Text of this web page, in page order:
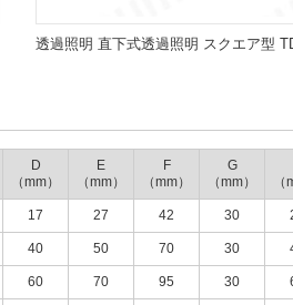
透過照明 直下式透過照明 スクエア型
D
（mm）
E
（mm）
F
（mm）
G
（mm）
（
17 27 42 30
40 50 70 30
60 70 95 30